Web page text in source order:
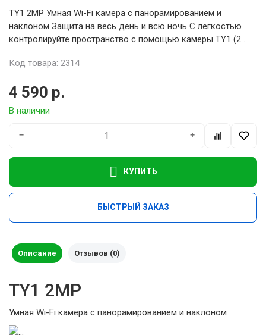
TY1 2MP Умная Wi-Fi камера с панорамированием и
наклоном Защита на весь день и всю ночь С легкостью
контролируйте пространство с помощью камеры TY1 (2 ...
Код товара: 2314
4 590 р.
В наличии
− +
КУПИТЬ
БЫСТРЫЙ ЗАКАЗ
Описание Отзывов (0)
TY1 2MP
Умная Wi-Fi камера с панорамированием и наклоном